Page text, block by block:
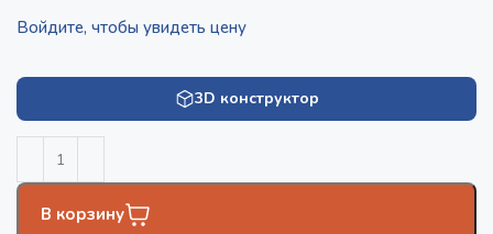
Войдите, чтобы увидеть цену
3D конструктор
В корзину